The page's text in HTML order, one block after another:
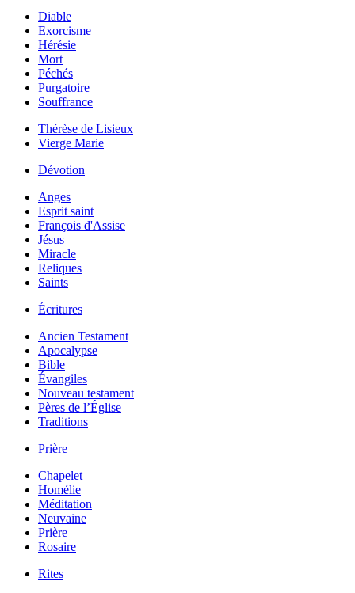
Diable
Exorcisme
Hérésie
Mort
Péchés
Purgatoire
Souffrance
Thérèse de Lisieux
Vierge Marie
Dévotion
Anges
Esprit saint
François d'Assise
Jésus
Miracle
Reliques
Saints
Écritures
Ancien Testament
Apocalypse
Bible
Évangiles
Nouveau testament
Pères de l’Église
Traditions
Prière
Chapelet
Homélie
Méditation
Neuvaine
Prière
Rosaire
Rites